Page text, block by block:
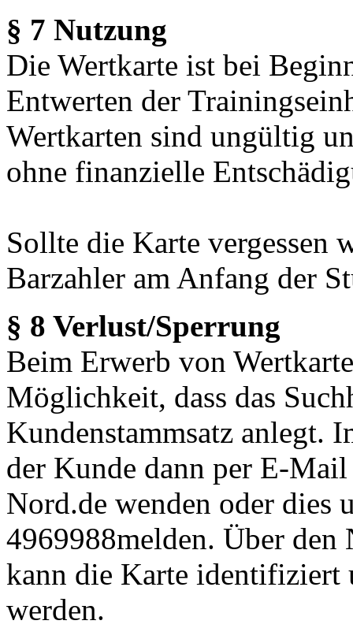
§ 7 Nutzung
Die Wertkarte ist bei
Entwerten der
Wertkarten sind ungültig
ohne finanzielle
Sollte die Karte vergessen
Barzahler am Anfang der
§ 8 Verlust/Sperrung
Beim Erwerb von
Möglichkeit, dass das
Kundenstammsatz anlegt.
der Kunde dann per E-
Nord.de wenden oder dies
4969988melden. Über den
kann die Karte identifiziert
werden.